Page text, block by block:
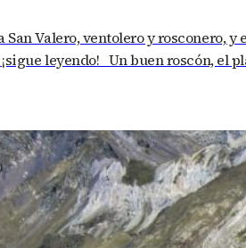
San Valero, ventolero y rosconero,
leyendo! Un buen roscón, el